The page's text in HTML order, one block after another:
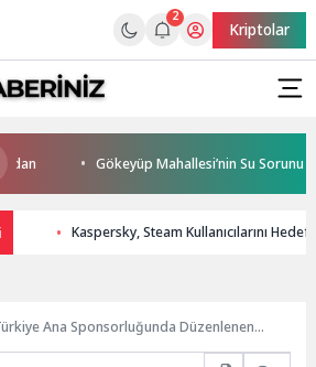
2
Kriptolar
Gökeyüp Mahallesi’nin Su Sorunu
Kaspersky, Steam Kullanıcılarını Hedef
Ana Sponsorluğunda Düzenlenen